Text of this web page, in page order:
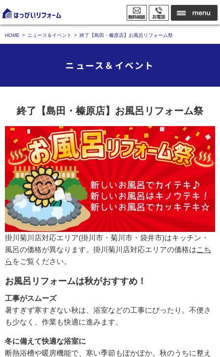
HOME ニュース＆イベント 終了【島田・榛原店】お風呂リフォーム祭
ニュース＆イベント
終了【島田・榛原店】お風呂リフォーム祭
掛川菊川店対応エリア(掛川市・菊川市・袋井市)はキッチン・
風呂の価格が異なります。 掛川菊川店対応エリアの価格はこち
ら をご覧ください。
お風呂リフォームは秋がおすすめ！
工事がスムーズ
暑すぎず寒すぎない秋は、浴室などの工事にぴったり。不便さ
も少なく、作業も快適に進みます。
冬に備えて快適な浴室に
断熱浴槽や暖房機能で、寒い季節もぽかぽか。秋のうちに整え